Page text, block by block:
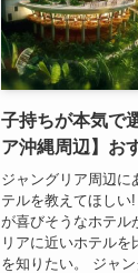
子持ちが本気で
ア沖縄周辺】お
ジャングリア周辺に
テルを教えてほしい
が喜びそうなホテ
リアに近いホテル
を知りたい。 ジャ